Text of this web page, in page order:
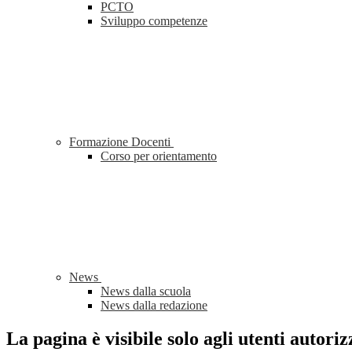
PCTO
Sviluppo competenze
Formazione Docenti
Corso per orientamento
News
News dalla scuola
News dalla redazione
La pagina è visibile solo agli utenti